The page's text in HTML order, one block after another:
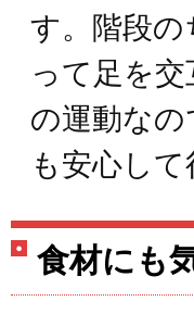
す。階段
って足を
の運動な
も安心して
食材にも